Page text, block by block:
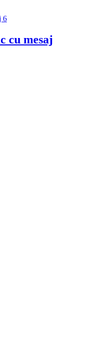
cu mesaj